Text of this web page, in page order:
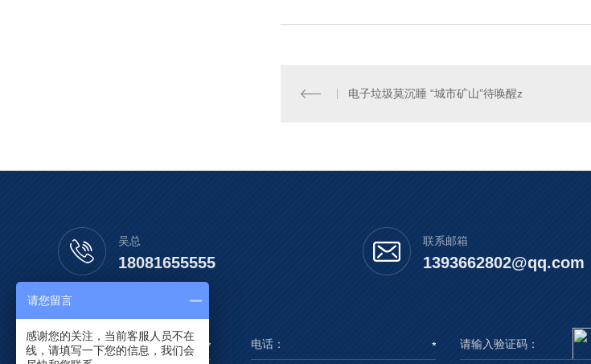
电子垃圾莫沉睡 “城市矿山”待唤醒z
吴总
18081655555
联系邮箱
1393662802@qq.com
请您留言
感谢您的关注，当前客服人员不在
线，请填写一下您的信息，我们会